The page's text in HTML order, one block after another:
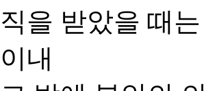
직을 받았을 때
이내